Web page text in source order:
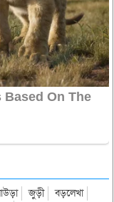
জুড়ী
বড়লেখা